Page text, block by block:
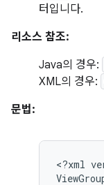
터입니다.
리소스 참조:
Java의 경우:
XML의 경우:
문법:
<?xml